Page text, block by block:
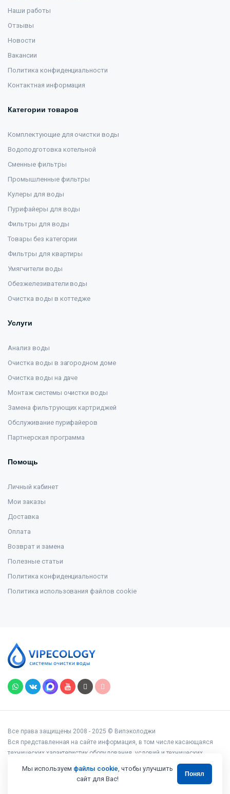
Наши работы
Отзывы
Новости
Вакансии
Политика конфиденциальности
Контактная информация
Категории товаров
Комплектующие для очистки воды
Водоподготовка котельной
Сменные фильтры
Промышленные фильтры
Кулеры для воды
Пурифайеры для воды
Фильтры для воды
Товары без категории
Фильтры для квартиры
Умягчители воды
Обезжелезиватели воды
Очистка воды в коттедже
Услуги
Анализ воды
Очистка воды в загородном доме
Очистка воды на даче
Монтаж системы очистки воды
Замена фильтрующих картриджей
Обслуживание пурифайеров
Партнерская программа
Помощь
Личный кабинет
Мои заказы
Доставка
Оплата
Возврат и замена
Полезные статьи
Политика конфиденциальности
Политика использования файлов cookie
Все права защищены 2008 - 2025 © Випэколоджи
Вся представленная на сайте информация, в том числе касающаяся
технических характеристик оборудования, условий и технических
возможностей подключения, наличия на складе, стоимости товаров и
услуг, носит информационный характер и ни при каких условиях не
является публичной офертой, определяемой положениями статьи 437
Мы используем файлы cookie, чтобы улучшить
сайт для Вас!
Понял